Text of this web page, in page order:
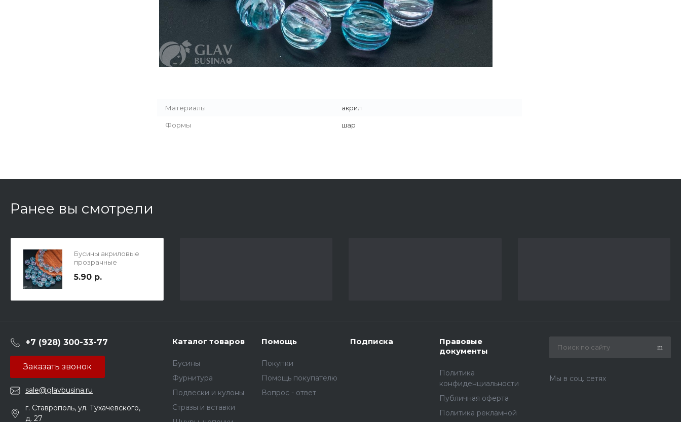
Материалы акрил
Формы шар
Ранее вы смотрели
Бусины акриловые
прозрачные
цвет гадиент от
5.90 р.
+7 (928) 300-33-77
Заказать звонок
sale@glavbusina.ru
г. Ставрополь, ул. Тухачевского,
д. 27
Каталог товаров
Бусины
Фурнитура
Подвески и кулоны
Стразы и вставки
Помощь
Покупки
Помощь покупателю
Вопрос - ответ
Подписка
Правовые
документы
Политика
конфиденциальности
Публичная оферта
Политика рекламной
Мы в соц. сетях